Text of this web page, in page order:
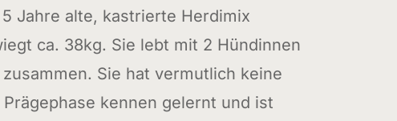
Jahre alte, kastrierte Herdimix
ca. 38kg. Sie lebt mit 2 Hündinnen
Sie hat vermutlich keine
kennen gelernt und ist